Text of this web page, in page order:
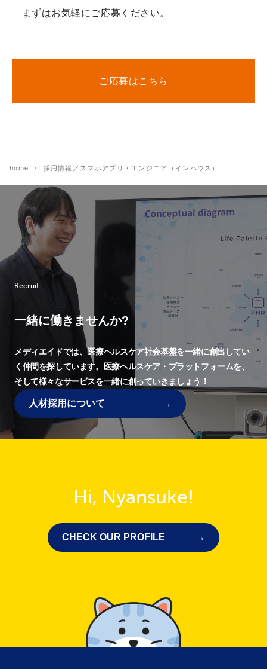
まずはお気軽にご応募ください。
ご応募はこちら
home 採用情報／スマホアプリ・エンジニア（インハウス）
Recruit
一緒に働きませんか?
メディエイドでは、医療ヘルスケア社会基盤を一緒に創出してい
く仲間を探しています。
医療ヘルスケア・プラットフォームを、
そして様々なサービスを一緒に創っていきましょう！
人材採用について
Hi, Nyansuke!
CHECK OUR PROFILE